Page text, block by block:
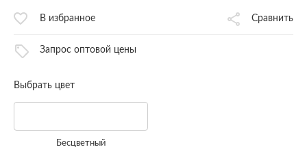
В избранное Сравнить
Запрос оптовой цены
Выбрать цвет
Бесцветный